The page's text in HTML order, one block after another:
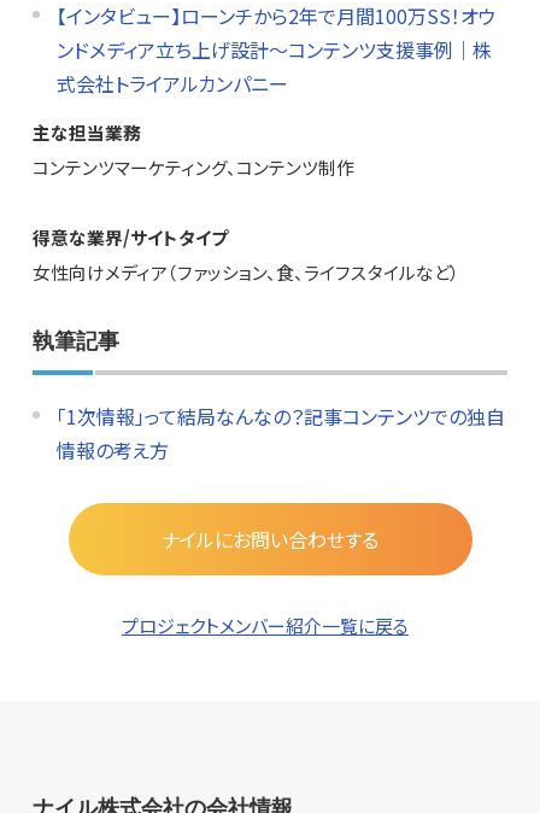
【インタビュー】ローンチから2年で月間100万SS！オウ
ンドメディア立ち上げ設計〜コンテンツ支援事例｜株
式会社トライアルカンパニー
主な担当業務
コンテンツマーケティング、コンテンツ制作
得意な業界/サイトタイプ
女性向けメディア（ファッション、食、ライフスタイルなど）
執筆記事
「1次情報」って結局なんなの？記事コンテンツでの独自
情報の考え方
ナイルにお問い合わせする
プロジェクトメンバー紹介一覧に戻る